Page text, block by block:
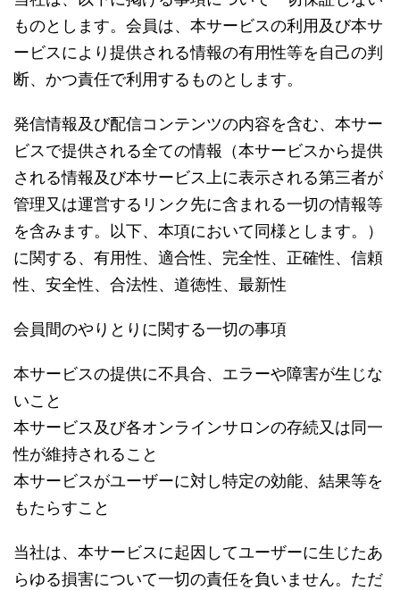
ものとします。会員は、本サービスの利用及び本サ
ービスにより提供される情報の有用性等を自己の判
断、かつ責任で利用するものとします。
発信情報及び配信コンテンツの内容を含む、本サー
ビスで提供される全ての情報（本サービスから提供
される情報及び本サービス上に表示される第三者が
管理又は運営するリンク先に含まれる一切の情報等
を含みます。以下、本項において同様とします。）
に関する、有用性、適合性、完全性、正確性、信頼
性、安全性、合法性、道徳性、最新性
会員間のやりとりに関する一切の事項
本サービスの提供に不具合、エラーや障害が生じな
いこと
本サービス及び各オンラインサロンの存続又は同一
性が維持されること
本サービスがユーザーに対し特定の効能、結果等を
もたらすこと
当社は、本サービスに起因してユーザーに生じたあ
らゆる損害について一切の責任を負いません。ただ